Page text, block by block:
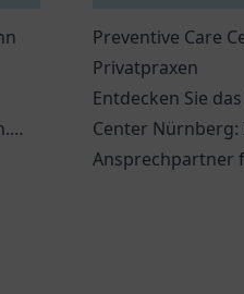
Preventive Care
Privatpraxen
Entdecken Sie
Center Nürnberg:
Ansprechpartner